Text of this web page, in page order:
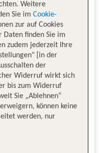
Weitere
Sie im Cookie-
zur auf Cookies
Daten finden Sie im
zudem jederzeit Ihre
[in der
der
Widerruf wirkt sich
bis zum Widerruf
Sie „Ablehnen“
können keine
werden, nur